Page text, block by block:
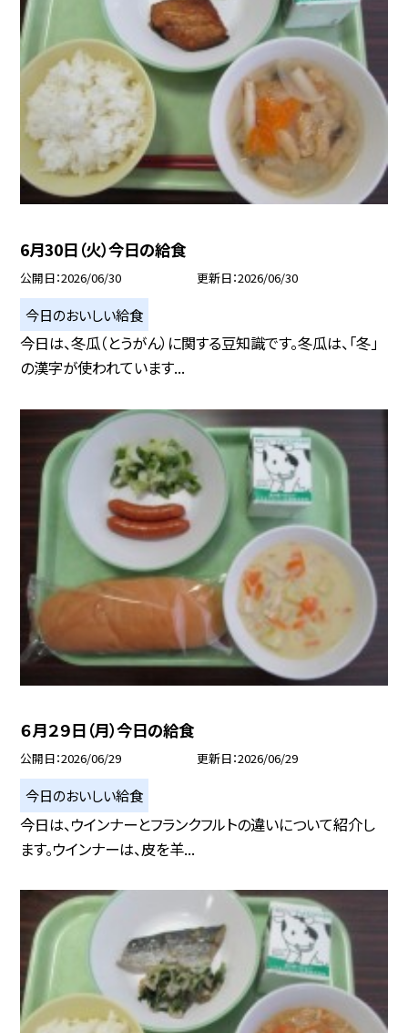
6月30日（火）今日の給食
公開日 2026/06/30 更新日 2026/06/30
今日のおいしい給食
今日は、冬瓜（とうがん）に関する豆知識です。冬瓜は、「冬」
の漢字が使われています...
６月２９日（月）今日の給食
公開日 2026/06/29 更新日 2026/06/29
今日のおいしい給食
今日は、ウインナーとフランクフルトの違いについて紹介し
ます。ウインナーは、皮を羊...